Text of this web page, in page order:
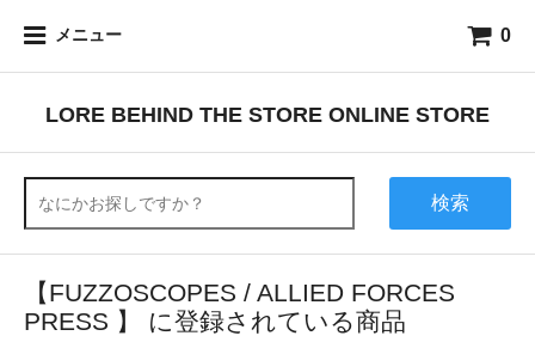
メニュー 0
LORE BEHIND THE STORE ONLINE STORE
検索
【FUZZOSCOPES / ALLIED FORCES
PRESS 】 に登録されている商品